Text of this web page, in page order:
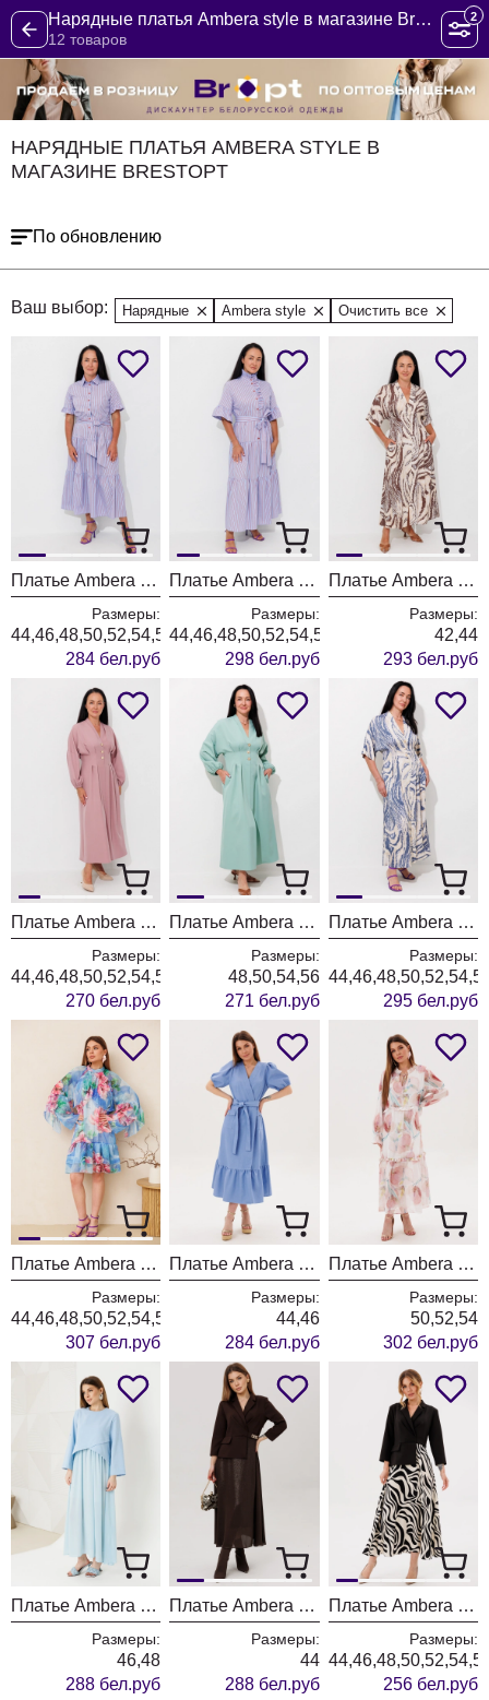
Нарядные платья Ambera style в магазине BrestOpt
12 товаров
2
НАРЯДНЫЕ ПЛАТЬЯ AMBERA STYLE В
МАГАЗИНЕ BRESTOPT
По обновлению
Ваш выбор: Нарядные Ambera style Очистить все
Платье Ambera style 1153 голубой + полоска
Размеры:
44,46,48,50,52,54,56,58,60
284 бел.руб
Платье Ambera style 1152 голубой
Размеры:
44,46,48,50,52,54,56,58,60
298 бел.руб
Платье Ambera style 1148-4 сафари
Размеры:
42,44
293 бел.руб
Платье Ambera style 1148-3 пыльная роза
Размеры:
44,46,48,50,52,54,56,58,60
270 бел.руб
Платье Ambera style 1148-1 мята
Размеры:
48,50,54,56
271 бел.руб
Платье Ambera style 1148 голубые волны
Размеры:
295 бел.руб
Платье Ambera style 2152 цветы
Размеры:
44,46,48,50,52,54,56,58,60
307 бел.руб
Платье Ambera style 1143 голубой
Размеры:
44,46
284 бел.руб
Платье Ambera style 1130-3 цветы
Размеры:
50,52,54
302 бел.руб
Платье Ambera style 1007-10 голубой
Размеры:
46,48
288 бел.руб
Платье Ambera style 1034-5
Размеры:
44
288 бел.руб
Платье Ambera style 1034-4
Размеры:
256 бел.руб